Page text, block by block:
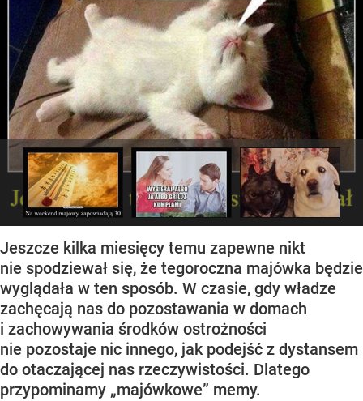
Jeszcze kilka miesięcy temu zapewne nikt
nie spodziewał się, że tegoroczna majówka będzie
wyglądała w ten sposób. W czasie, gdy władze
zachęcają nas do pozostawania w domach
i zachowywania środków ostrożności
nie pozostaje nic innego, jak podejść z dystansem
do otaczającej nas rzeczywistości. Dlatego
przypominamy „majówkowe” memy.